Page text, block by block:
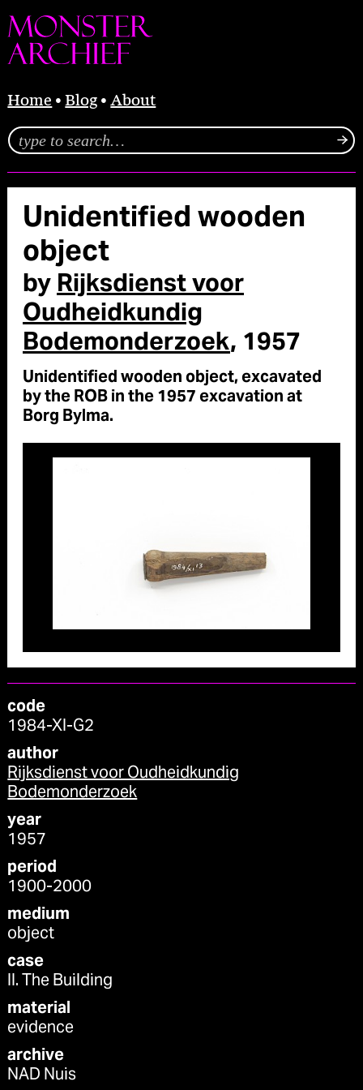
Home Blog About
Unidentified wooden
object
byRijksdienst voor
Oudheidkundig
Bodemonderzoek, 1957
Unidentified wooden object, excavated
by the ROB in the 1957 excavation at
Borg Bylma.
code
1984-XI-G2
author
Rijksdienst voor Oudheidkundig
Bodemonderzoek
year
1957
period
1900-2000
medium
object
case
II. The Building
material
evidence
archive
NAD Nuis